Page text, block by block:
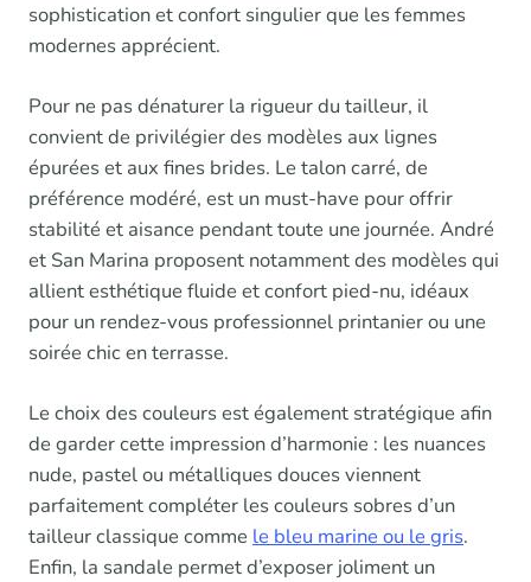
sophistication et confort singulier que les femmes
modernes apprécient.
Pour ne pas dénaturer la rigueur du tailleur, il
convient de privilégier des modèles aux lignes
épurées et aux fines brides. Le talon carré, de
préférence modéré, est un must-have pour offrir
stabilité et aisance pendant toute une journée. André
et San Marina proposent notamment des modèles qui
allient esthétique fluide et confort pied-nu, idéaux
pour un rendez-vous professionnel printanier ou une
soirée chic en terrasse.
Le choix des couleurs est également stratégique afin
de garder cette impression d’harmonie : les nuances
nude, pastel ou métalliques douces viennent
parfaitement compléter les couleurs sobres d’un
tailleur classique comme le bleu marine ou le gris.
Enfin, la sandale permet d’exposer joliment un